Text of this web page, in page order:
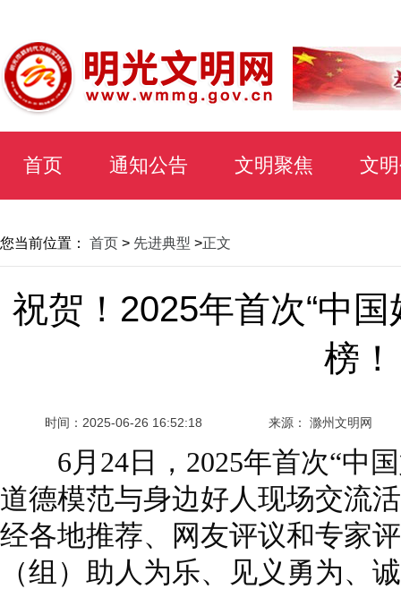
首页 通知公告 文明聚焦 文
您当前位置： 首页 > 先进典型 >正文
祝贺！2025年首次“中
榜！
时间： 2025-06-26 16:52:18 来源： 滁州文明网
6月24日，2025年首次“中国
道德模范与身边好人现场交流
经各地推荐、网友评议和专家
（组）助人为乐、见义勇为、